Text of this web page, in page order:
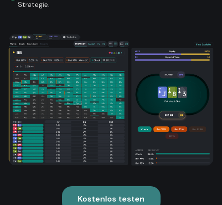
Strategie.
Kostenlos testen